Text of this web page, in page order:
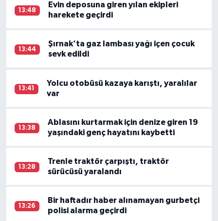
13:48
Evin deposuna giren yılan ekipleri
harekete geçirdi
13:44
Şırnak’ta gaz lambası yağı içen çocuk
sevk edildi
13:41
Yolcu otobüsü kazaya karıştı, yaralılar
var
13:38
Ablasını kurtarmak için denize giren 19
yaşındaki genç hayatını kaybetti
13:28
Trenle traktör çarpıştı, traktör
sürücüsü yaralandı
13:26
Bir haftadır haber alınamayan gurbetçi
polisi alarma geçirdi